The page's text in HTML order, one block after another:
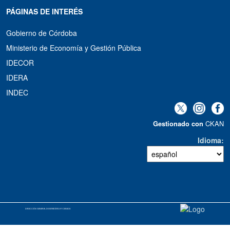
PÁGINAS DE INTERÉS
Gobierno de Córdoba
Ministerio de Economía y Gestión Pública
IDECOR
IDERA
INDEC
Gestionado con CKAN
Idioma
DIRECCIÓN GENERAL DE ESTADÍSTICA Y CENSOS